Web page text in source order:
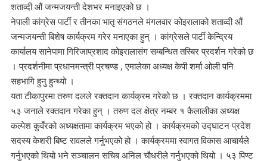
शताव्दी औं जन्मजयन्ती देशभर मनाइएको छ ।
नेपाली कांग्रेस पार्टी र तीनका भातृ संगठनले मंगलवार कोइरालाको शताव्दी औं
जन्मजयन्ती बिशेष कार्यक्रम गरेर मनाएका हुन् । कांग्रेसले पार्टी केन्द्रिय
कार्यालय सानेपामा गिरिजाप्रशाद कोइरालासंग सम्बन्धित तस्बिर प्रदर्शन गरेको छ
। प्रदर्शनीमा प्रधानमन्त्री प्रचण्ड , एमालेका अध्यक्ष केपी शर्मा ओली पनि
सहभागि हुनु हुन्थ्यो ।
यता टीकापुरमा तरुण दलले रक्तदान कार्यक्रम गरेको छ । रक्तदान कार्यक्रममा
५३ जनाले रक्तदान गरेका हुन् । तरुण दल क्षेत्र नम्बर १ कैलालीका अध्यक्ष
कल्पेश कुवँरको अध्यक्षतामा कार्यक्रम भएको हो । कार्यक्रमको उद्घाटन प्रदेश
सदस्य केशरी बिष्ट रावलले गर्नुभएको हो । कार्यक्रममा स्वागत विकास आचार्यले
गर्नुभएको थियो भने सञ्चालन सचिब अनिल चौधरीले गर्नुभएको थियो । ५३ पिण्ट